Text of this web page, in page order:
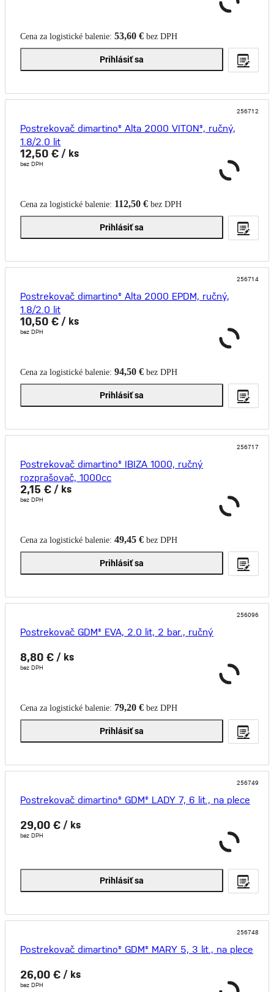
Cena za logistické balenie: 53,60 € bez DPH
Prihlásiť sa
256712
Postrekovač dimartino® Alta 2000 VITON®, ručný,
1.8/2.0 lit
12,50 € / ks
bez DPH
Cena za logistické balenie: 112,50 € bez DPH
Prihlásiť sa
256714
Postrekovač dimartino® Alta 2000 EPDM, ručný,
1.8/2.0 lit
10,50 € / ks
bez DPH
Cena za logistické balenie: 94,50 € bez DPH
Prihlásiť sa
256717
Postrekovač dimartino® IBIZA 1000, ručný
rozprašovač, 1000cc
2,15 € / ks
bez DPH
Cena za logistické balenie: 49,45 € bez DPH
Prihlásiť sa
256096
Postrekovač GDM® EVA, 2.0 lit, 2 bar., ručný
8,80 € / ks
bez DPH
Cena za logistické balenie: 79,20 € bez DPH
Prihlásiť sa
256749
Postrekovač dimartino® GDM® LADY 7, 6 lit., na plece
29,00 € / ks
bez DPH
Prihlásiť sa
256748
Postrekovač dimartino® GDM® MARY 5, 3 lit., na plece
26,00 € / ks
bez DPH